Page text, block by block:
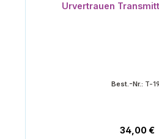
Urvertrauen
Best.-Nr.: T-
34,00 €